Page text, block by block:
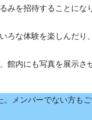
みを招待することにな
ろな体験を楽しんだり、
館内にも写真を展示さ
。メンバーでない方もご